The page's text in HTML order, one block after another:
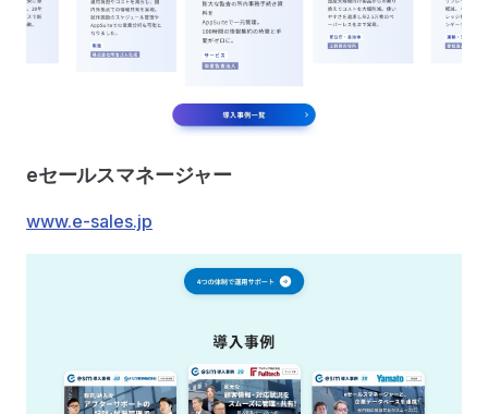
eセールスマネージャー
www.e-sales.jp